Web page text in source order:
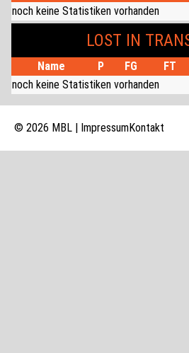
noch keine Statistiken vorhanden
LOST IN
Name P FG FT
noch keine Statistiken vorhanden
© 2026 MBL | ImpressumKontakt